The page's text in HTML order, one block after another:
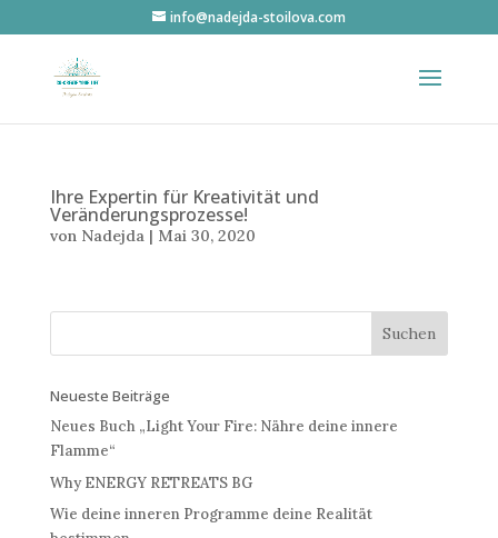
info@nadejda-stoilova.com
Ihre Expertin für Kreativität und
Veränderungsprozesse!
von Nadejda| Mai 30, 2020
Neueste Beiträge
Neues Buch „Light Your Fire: Nähre deine innere
Flamme“
Why ENERGY RETREATS BG
Wie deine inneren Programme deine Realität